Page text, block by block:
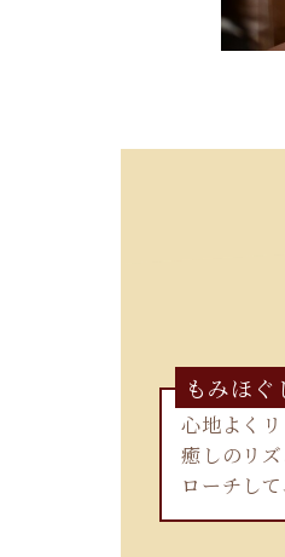
もみほぐ
心地よく
癒しのリ
ローチし